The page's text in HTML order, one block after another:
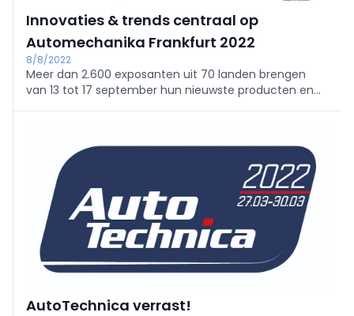
Innovaties & trends centraal op
Automechanika Frankfurt 2022
8/8/2022
Meer dan 2.600 exposanten uit 70 landen brengen
van 13 tot 17 september hun nieuwste producten en
besproken.
AutoTechnica verrast!